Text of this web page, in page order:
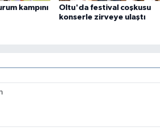
kampını
Oltu'da festival coşkusu
konserle zirveye ulaştı